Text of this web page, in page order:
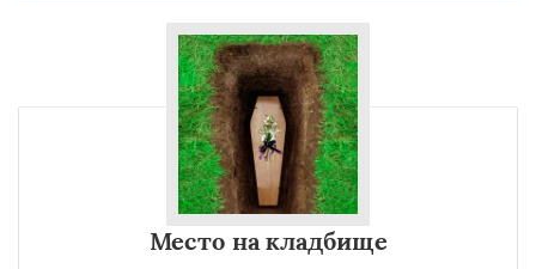
Место на кладбище